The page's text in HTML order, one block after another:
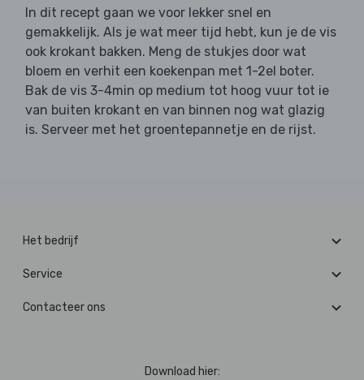
In dit recept gaan we voor lekker snel en
gemakkelijk. Als je wat meer tijd hebt, kun je de vis
ook krokant bakken. Meng de stukjes door wat
bloem en verhit een koekenpan met 1-2el boter.
Bak de vis 3-4min op medium tot hoog vuur tot ie
van buiten krokant en van binnen nog wat glazig
is. Serveer met het groentepannetje en de rijst.
Het bedrijf
Service
Contacteer ons
Download hier: